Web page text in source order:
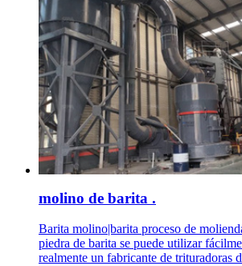
molino de barita .
Barita molino|barita proceso de
piedra de barita se puede utilizar
realmente un fabricante de trituradoras